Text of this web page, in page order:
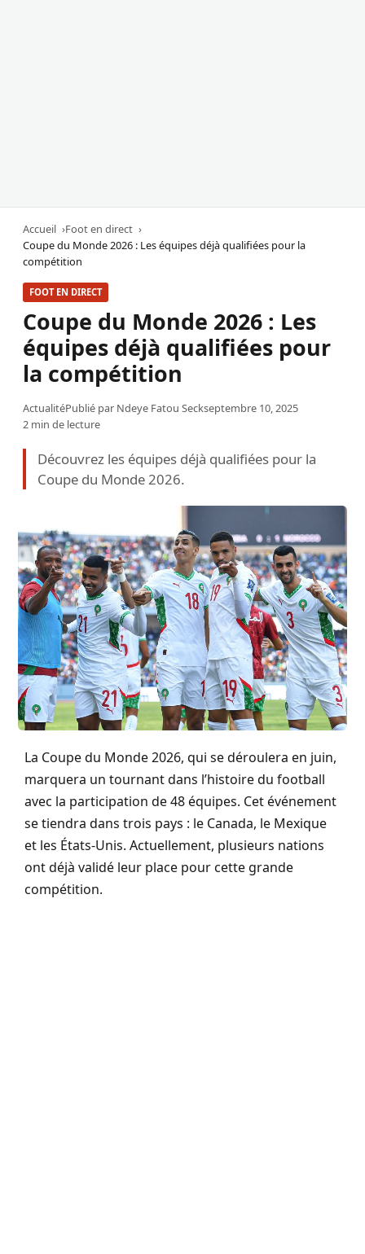
Accueil
Foot en direct
Coupe du Monde 2026 : Les équipes déjà qualifiées pour la
compétition
FOOT EN DIRECT
Coupe du Monde 2026 : Les
équipes déjà qualifiées pour
la compétition
ActualitéPublié par Ndeye Fatou Seckseptembre 10, 2025
2 min de lecture
Découvrez les équipes déjà qualifiées pour la
Coupe du Monde 2026.
La Coupe du Monde 2026, qui se déroulera en juin,
marquera un tournant dans l’histoire du football
avec la participation de 48 équipes. Cet événement
se tiendra dans trois pays : le Canada, le Mexique
et les États-Unis. Actuellement, plusieurs nations
ont déjà validé leur place pour cette grande
compétition.